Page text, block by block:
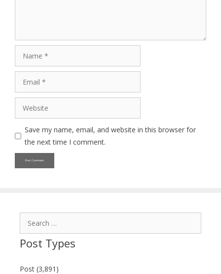
Website
Save my name, email, and website in this browser for
the next time I comment.
Post Types
Post (3,891)